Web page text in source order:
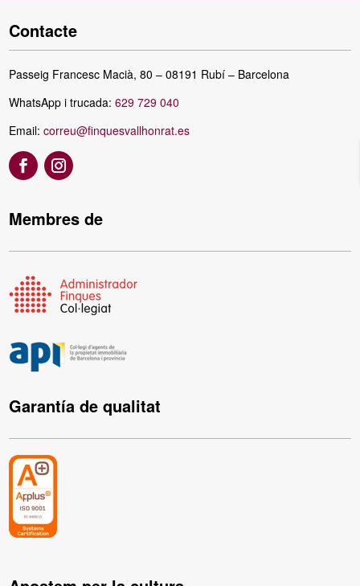
Contacte
Passeig Francesc Macià, 80 – 08191 Rubí – Barcelona
WhatsApp i trucada:629 729 040
Email:correu@finquesvallhonrat.es
Membres de
Garantía de qualitat